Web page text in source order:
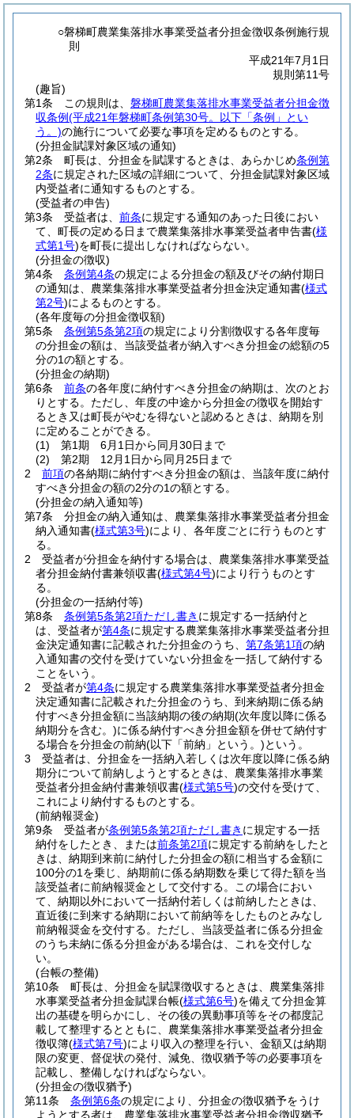
○磐梯町農業集落排水事業受益者分担金徴収条例施行規
則
平成21年7月1日
規則第11号
(趣旨)
第1条
この規則は、 磐梯町農業集落排水事業受益者分担金徴
収条例(平成21年磐梯町条例第30号。以下「条例」とい
う。)の施行について必要な事項を定めるものとする。
(分担金賦課対象区域の通知)
第2条
町長は、分担金を賦課するときは、あらかじめ条例第
2条に規定された区域の詳細について、分担金賦課対象区域
内受益者に通知するものとする。
(受益者の申告)
第3条
受益者は、 前条に規定する通知のあった日後におい
て、町長の定める日まで農業集落排水事業受益者申告書(様
式第1号)を町長に提出しなければならない。
(分担金の徴収)
第4条
条例第4条の規定による分担金の額及びその納付期日
の通知は、農業集落排水事業受益者分担金決定通知書(様式
第2号)によるものとする。
(各年度毎の分担金徴収額)
第5条
条例第5条第2項の規定により分割徴収する各年度毎
の分担金の額は、当該受益者が納入すべき分担金の総額の5
分の1の額とする。
(分担金の納期)
第6条
前条の各年度に納付すべき分担金の納期は、次のとお
りとする。 ただし、年度の中途から分担金の徴収を開始す
るとき又は町長がやむを得ないと認めるときは、納期を別
に定めることができる。
(1)
第1期 6月1日から同月30日まで
(2)
第2期 12月1日から同月25日まで
2
前項の各納期に納付すべき分担金の額は、当該年度に納付
すべき分担金の額の2分の1の額とする。
(分担金の納入通知等)
第7条
分担金の納入通知は、農業集落排水事業受益者分担金
納入通知書(様式第3号)により、各年度ごとに行うものとす
る。
2
受益者が分担金を納付する場合は、農業集落排水事業受益
者分担金納付書兼領収書(様式第4号)により行うものとす
る。
(分担金の一括納付等)
第8条
条例第5条第2項ただし書き に規定する一括納付と
は、受益者が第4条に規定する農業集落排水事業受益者分担
金決定通知書に記載された分担金のうち、 第7条第1項の納
入通知書の交付を受けていない分担金を一括して納付する
ことをいう。
2
受益者が第4条に規定する農業集落排水事業受益者分担金
決定通知書に記載された分担金のうち、到来納期に係る納
付すべき分担金額に当該納期の後の納期(次年度以降に係る
納期分を含む。)に係る納付すべき分担金額を併せて納付す
る場合を分担金の前納(以下「前納」という。)という。
3
受益者は、分担金を一括納入若しくは次年度以降に係る納
期分について前納しようとするときは、農業集落排水事業
受益者分担金納付書兼領収書(様式第5号)の交付を受けて、
これにより納付するものとする。
(前納報奨金)
第9条
受益者が条例第5条第2項ただし書き に規定する一括
納付をしたとき、または前条第2項に規定する前納をしたと
きは、納期到来前に納付した分担金の額に相当する金額に
100分の1を乗じ、納期前に係る納期数を乗じて得た額を当
該受益者に前納報奨金として交付する。
この場合におい
て、納期以外において一括納付若しくは前納したときは、
直近後に到来する納期において前納等をしたものとみなし
前納報奨金を交付する。 ただし、当該受益者に係る分担金
のうち未納に係る分担金がある場合は、これを交付しな
い。
(台帳の整備)
第10条
町長は、分担金を賦課徴収するときは、農業集落排
水事業受益者分担金賦課台帳(様式第6号)を備えて分担金算
出の基礎を明らかにし、その後の異動事項等をその都度記
載して整理するとともに、農業集落排水事業受益者分担金
徴収簿(様式第7号)により収入の整理を行い、金額又は納期
限の変更、督促状の発付、減免、徴収猶予等の必要事項を
記載し、整備しなければならない。
(分担金の徴収猶予)
第11条
条例第6条の規定により、分担金の徴収猶予をうけ
ようとする者は、農業集落排水事業受益者分担金徴収猶予